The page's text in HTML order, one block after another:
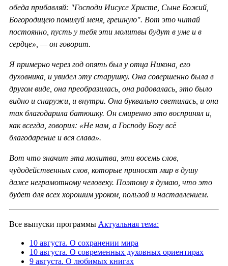
обеда прибавляй: "Господи Иисусе Христе, Сыне Божий,
Богородицею помилуй меня, грешную". Вот это читай
постоянно, пусть у тебя эти молитвы будут в уме и в
сердце», — он говорит.
Я примерно через год опять был у отца Никона, его
духовника, и увидел эту старушку. Она совершенно была в
другом виде, она преобразилась, она радовалась, это было
видно и снаружи, и внутри. Она буквально светилась, и она
так благодарила батюшку. Он смиренно это воспринял и,
как всегда, говорил: «Не нам, а Господу Богу всё
благодарение и вся слава».
Вот что значит эта молитва, эти восемь слов,
чудодейственных слов, которые приносят мир в душу
даже неграмотному человеку. Поэтому я думаю, что это
будет для всех хорошим уроком, пользой и наставлением.
Все выпуски программы Актуальная тема:
10 августа. О сохранении мира
10 августа. О современных духовных ориентирах
9 августа. О любимых книгах